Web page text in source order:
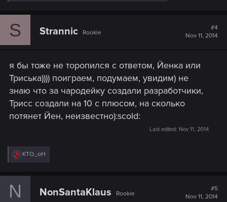
c
:
S Strannic Rookie
#4
Nov 11, 2014
я бы тоже не торопился с ответом, Йенка или
Триська)))) поиграем, подумаем, увидим) не
знаю что за чародейку создали разработчики,
Трисс создали на 10 с плюсом, на сколько
потянет Йен, неизвестно):scold:
Last edited: Nov 11, 2014
R
e
c
KTO_oH
N NonSantaKlaus Rookie
#5
Nov 11, 2014